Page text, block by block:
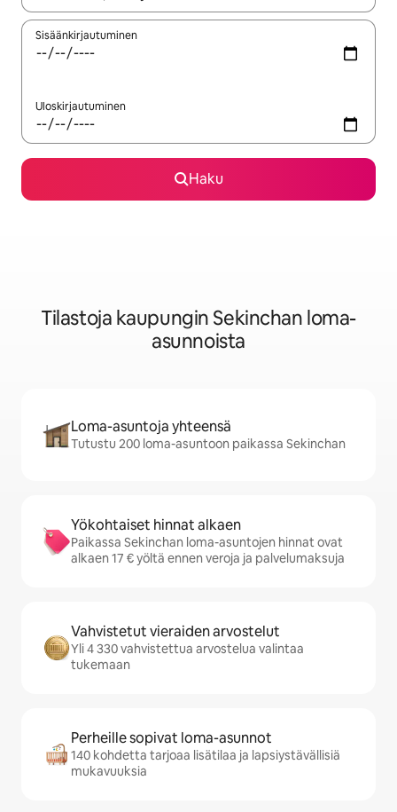
Sisäänkirjautuminen
Uloskirjautuminen
Haku
Tilastoja kaupungin Sekinchan loma-
asunnoista
Loma-asuntoja yhteensä
Tutustu 200 loma-asuntoon paikassa Sekinchan
Yökohtaiset hinnat alkaen
Paikassa Sekinchan loma-asuntojen hinnat ovat
alkaen 17 € yöltä ennen veroja ja palvelumaksuja
Vahvistetut vieraiden arvostelut
Yli 4 330 vahvistettua arvostelua valintaa
tukemaan
Perheille sopivat loma-asunnot
140 kohdetta tarjoaa lisätilaa ja lapsiystävällisiä
mukavuuksia